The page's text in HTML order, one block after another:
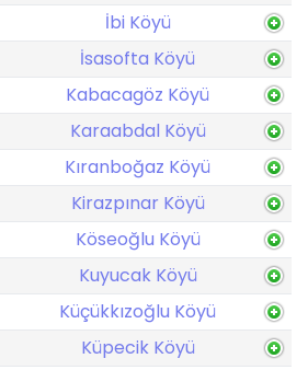
İbi Köyü
İsasofta Köyü
Kabacagöz Köyü
Karaabdal Köyü
Kıranboğaz Köyü
Kirazpınar Köyü
Köseoğlu Köyü
Kuyucak Köyü
Küçükkızoğlu Köyü
Küpecik Köyü